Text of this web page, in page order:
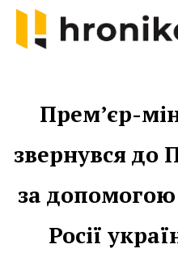
Skip
content
Прем’єр-
звернувся до
за допомогою
Росії